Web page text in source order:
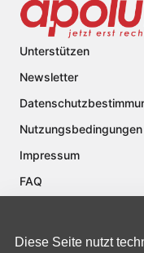
Unterstützen
Newsletter
Nutzungsbedingungen
Impressum
FAQ
Diese Seite nutzt